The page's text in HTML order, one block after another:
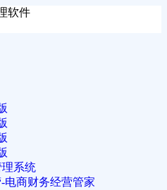
系统
电商财务经营管家